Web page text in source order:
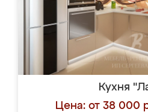
Кухня
Цена: от 38 000